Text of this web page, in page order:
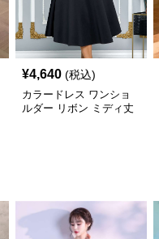
¥4,640 (税込)
カラードレス ワンショ
ルダー リボン ミディ丈